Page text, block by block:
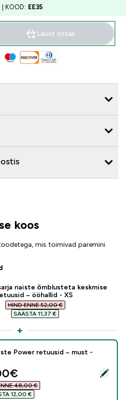
| KOOD: EE35
price
Laost otsas
koos
mis toimivad paremini
naiste õmblusteta keskmise
– ööhallid - XS
price
HIND ENNE 52,00 €‎
SÄÄSTA 11,37 €‎
naiste Power retuusid – must -
Power retuusid – must -
price
48,00 €‎
12,00 €‎